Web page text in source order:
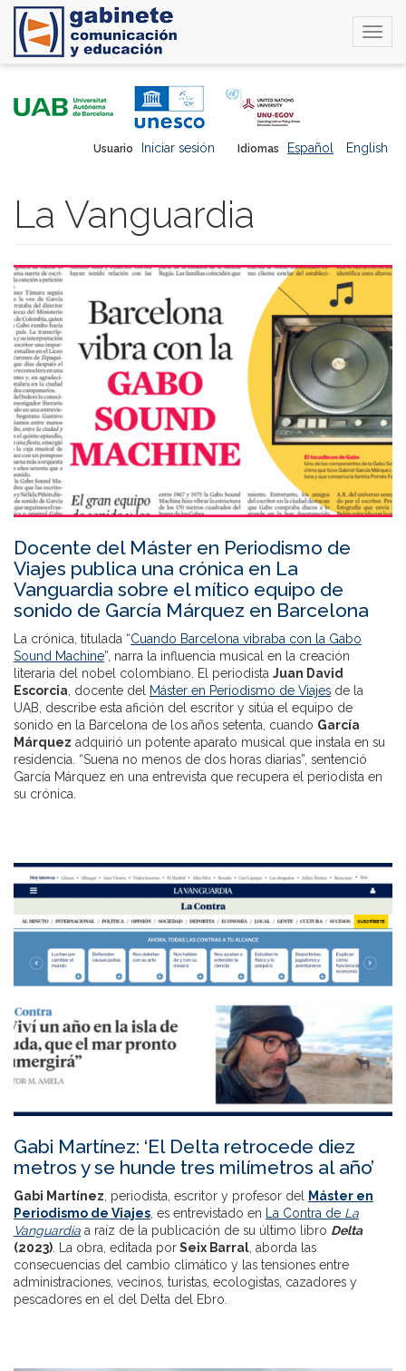
Idiomas Español English
Usuario Iniciar sesión
La Vanguardia
Docente del Máster en Periodismo de
Viajes publica una crónica en La
Vanguardia sobre el mítico equipo de
sonido de García Márquez en Barcelona
La crónica, titulada “Cuando Barcelona vibraba con la Gabo
Sound Machine”, narra la influencia musical en la creación
literaria del nobel colombiano. El periodista Juan David
Escorcia, docente del Máster en Periodismo de Viajes de la
UAB, describe esta afición del escritor y sitúa el equipo de
sonido en la Barcelona de los años setenta, cuando García
Márquez adquirió un potente aparato musical que instala en su
residencia. “Suena no menos de dos horas diarias”, sentenció
García Márquez en una entrevista que recupera el periodista en
su crónica.
Gabi Martínez: ‘El Delta retrocede diez
metros y se hunde tres milímetros al año’
Gabi Martínez , periodista, escritor y profesor del
Máster en
Periodismo de Viajes , es entrevistado en La Contra de La
Vanguardia a raíz de la publicación de su último libro Delta
(2023) . La obra, editada porSeix Barral , aborda las
consecuencias del cambio climático y las tensiones entre
administraciones, vecinos, turistas, ecologistas, cazadores y
pescadores en el del Delta del Ebro.